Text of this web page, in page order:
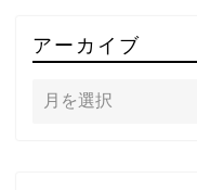
アーカイブ